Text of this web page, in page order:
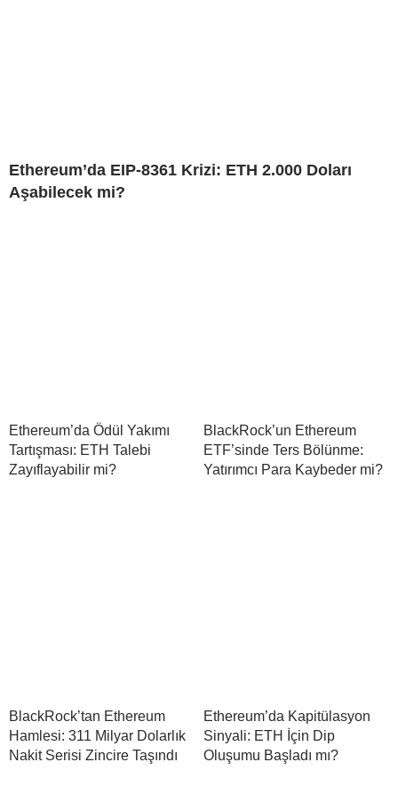
Ethereum’da EIP-8361 Krizi: ETH 2.000 Doları
Aşabilecek mi?
Ethereum’da Ödül Yakımı
Tartışması: ETH Talebi
Zayıflayabilir mi?
BlackRock’un Ethereum
ETF’sinde Ters Bölünme:
Yatırımcı Para Kaybeder mi?
BlackRock’tan Ethereum
Hamlesi: 311 Milyar Dolarlık
Nakit Serisi Zincire Taşındı
Ethereum’da Kapitülasyon
Sinyali: ETH İçin Dip
Oluşumu Başladı mı?